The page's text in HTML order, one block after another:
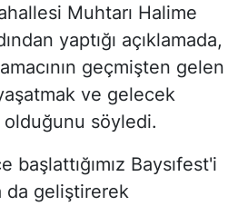
Muhtarı Halime
yaptığı açıklamada,
geçmişten gelen
ve gelecek
söyledi.
başlattığımız Baysıfest'i
da geliştirerek